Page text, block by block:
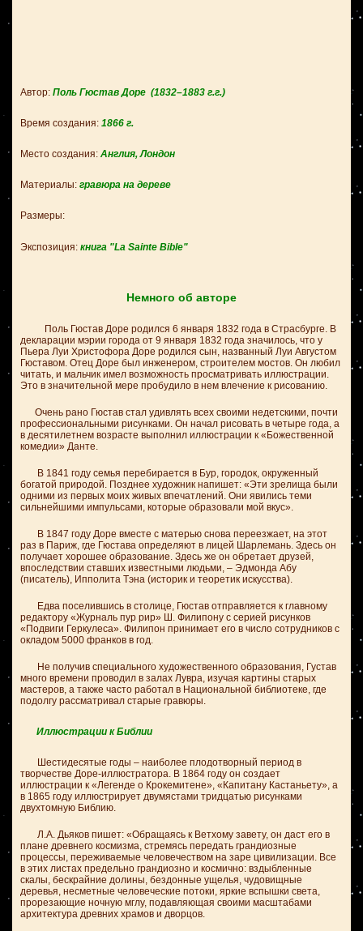
Автор: Поль Гюстав Доре (1832–1883 г.г.)
Время создания: 1866 г.
Место создания: Англия, Лондон
Материалы: гравюра на дереве
Размеры:
Экспозиция: книга "La Sainte Bible"
Немного об авторе
Поль Гюстав Доре родился 6 января 1832 года в Страсбурге. В
декларации мэрии города от 9 января 1832 года значилось, что у
Пьера Луи Христофора Доре родился сын, названный Луи Августом
Гюставом. Отец Доре был инженером, строителем мостов. Он любил
читать, и мальчик имел возможность просматривать иллюстрации.
Это в значительной мере пробудило в нем влечение к рисованию.
Очень рано Гюстав стал удивлять всех своими недетскими, почти
профессиональными рисунками. Он начал рисовать в четыре года, а
в десятилетнем возрасте выполнил иллюстрации к «Божественной
комедии» Данте.
В 1841 году семья перебирается в Бур, городок, окруженный
богатой природой. Позднее художник напишет: «Эти зрелища были
одними из первых моих живых впечатлений. Они явились теми
сильнейшими импульсами, которые образовали мой вкус».
В 1847 году Доре вместе с матерью снова переезжает, на этот
раз в Париж, где Гюстава определяют в лицей Шарлемань. Здесь он
получает хорошее образование. Здесь же он обретает друзей,
впоследствии ставших известными людьми, – Эдмонда Абу
(писатель), Ипполита Тэна (историк и теоретик искусства).
Едва поселившись в столице, Гюстав отправляется к главному
редактору «Журналь пур рир» Ш. Филипону с серией рисунков
«Подвиги Геркулеса». Филипон принимает его в число сотрудников с
окладом 5000 франков в год.
Не получив специального художественного образования, Густав
много времени проводил в залах Лувра, изучая картины старых
мастеров, а также часто работал в Национальной библиотеке, где
подолгу рассматривал старые гравюры.
Иллюстрации к Библии
Шестидесятые годы – наиболее плодотворный период в
творчестве Доре-иллюстратора. В 1864 году он создает
иллюстрации к «Легенде о Крокемитене», «Капитану Кастаньету», а
в 1865 году иллюстрирует двумястами тридцатью рисунками
двухтомную Библию.
Л.А. Дьяков пишет: «Обращаясь к Ветхому завету, он даст его в
плане древнего космизма, стремясь передать грандиозные
процессы, переживаемые человечеством на заре цивилизации. Все
в этих листах предельно грандиозно и космично: вздыбленные
скалы, бескрайние долины, бездонные ущелья, чудовищные
деревья, несметные человеческие потоки, яркие вспышки света,
прорезающие ночную мглу, подавляющая своими масштабами
архитектура древних храмов и дворцов.